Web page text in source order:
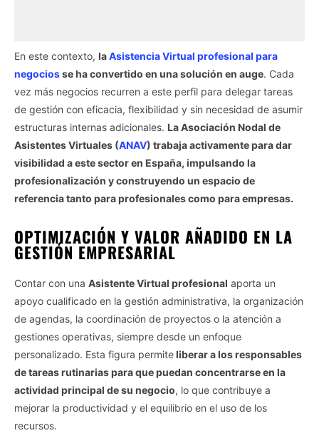
En este contexto, laAsistencia Virtual profesional para
negociosse ha convertido en una solución en auge. Cada
vez más negocios recurren a este perfil para delegar tareas
de gestión con eficacia, flexibilidad y sin necesidad de asumir
estructuras internas adicionales. La Asociación Nodal de
Asistentes Virtuales (ANAV) trabaja activamente para dar
visibilidad a este sector en España, impulsando la
profesionalización y construyendo un espacio de
referencia tanto para profesionales como para empresas.
OPTIMIZACIÓN Y VALOR AÑADIDO EN LA
GESTIÓN EMPRESARIAL
Contar con una Asistente Virtual profesional aporta un
apoyo cualificado en la gestión administrativa, la organización
de agendas, la coordinación de proyectos o la atención a
gestiones operativas, siempre desde un enfoque
personalizado. Esta figura permiteliberar a los responsables
de tareas rutinarias para que puedan concentrarse en la
actividad principal de su negocio, lo que contribuye a
mejorar la productividad y el equilibrio en el uso de los
recursos.